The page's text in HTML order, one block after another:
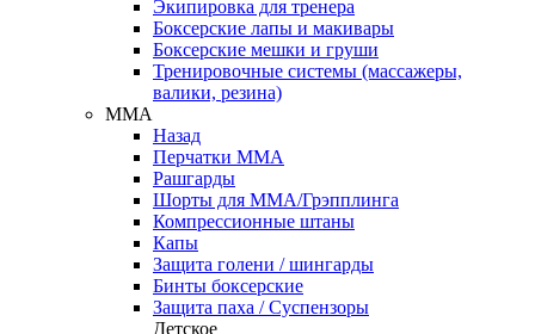
Экипировка для тренера
Боксерские лапы и макивары
Боксерские мешки и груши
Тренировочные системы (массажеры,
валики, резина)
ММА
Назад
Перчатки ММА
Рашгарды
Шорты для ММА/Грэпплинга
Компрессионные штаны
Капы
Защита голени / шингарды
Бинты боксерские
Защита паха / Суспензоры
Детское